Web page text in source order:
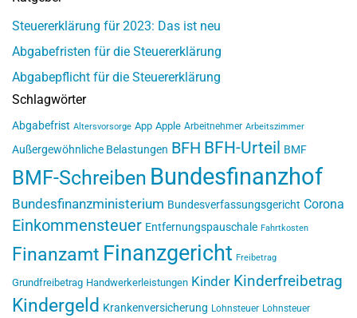
Steuererklärung für 2023: Das ist neu
Abgabefristen für die Steuererklärung
Abgabepflicht für die Steuererklärung
Schlagwörter
Abgabefrist Altersvorsorge App Apple Arbeitnehmer Arbeitszimmer
Außergewöhnliche Belastungen BFH BFH-Urteil BMF
BMF-Schreiben Bundesfinanzhof
Bundesfinanzministerium Bundesverfassungsgericht Corona
Einkommensteuer Entfernungspauschale Fahrtkosten
Finanzamt Finanzgericht Freibetrag
Grundfreibetrag Handwerkerleistungen Kinder Kinderfreibetrag
Kindergeld Krankenversicherung Lohnsteuer Lohnsteuer